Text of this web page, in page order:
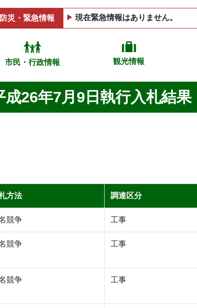
防災・緊急情報 現在緊急情報はありません。
市民・行政情報 観光情報
成26年7月9日執行入札結果
方法 調達区分
競争 工事
競争 工事
競争 工事